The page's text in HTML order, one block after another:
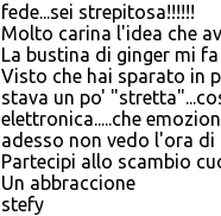
fede...sei strepitosa!!!!!!
Molto carina l'idea che
La bustina di ginger mi
Visto che hai sparato in
stava un po'
elettronica.....che
adesso non vedo l'ora di
Partecipi allo scambio
Un abbraccione
stefy